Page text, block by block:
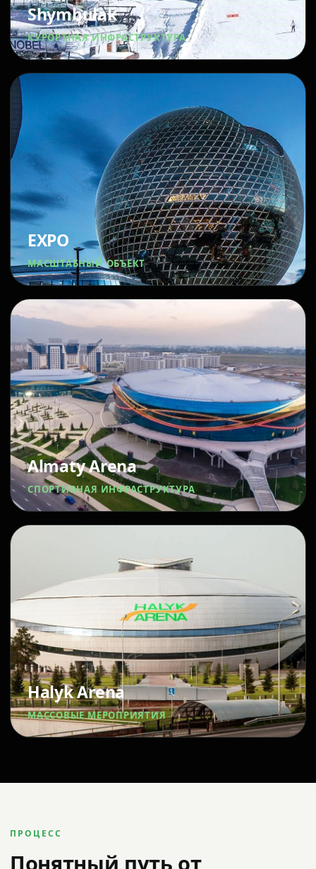
Shymbulak
КУРОРТНАЯ ИНФРАСТРУКТУРА
EXPO
МАСШТАБНЫЙ ОБЪЕКТ
Almaty Arena
СПОРТИВНАЯ ИНФРАСТРУКТУРА
Halyk Arena
МАССОВЫЕ МЕРОПРИЯТИЯ
ПРОЦЕСС
Понятный путь от